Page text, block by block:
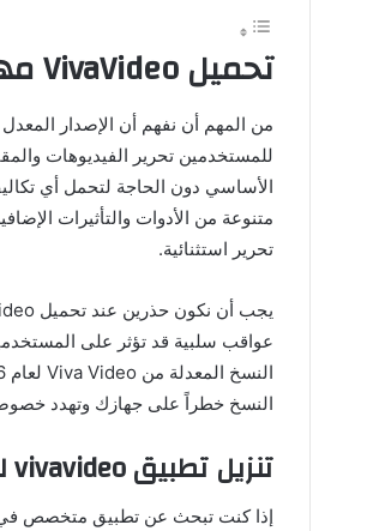
تحميل VivaVideo مهكر بدون علامة مائية مجانًا
للمستخدمين تحرير الفيديوهات
الأساسي دون الحاجة لتحمل أي
متنوعة من الأدوات والتأثيرات
تحرير استثنائية.
عواقب سلبية قد تؤثر على
النسخ خطراً على جهازك وتهدد
تنزيل تطبيق vivavideo للاندرويد برابط مباشر
إذا كنت تبحث عن تطبيق متخصص في